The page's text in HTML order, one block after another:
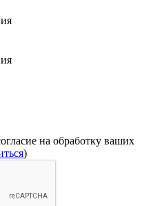
на обработку ваших
)